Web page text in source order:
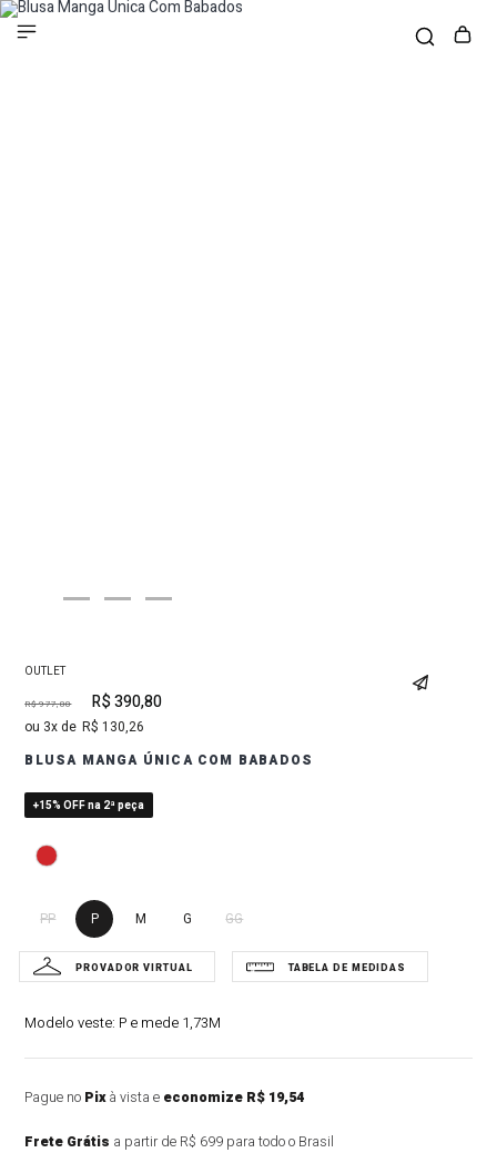
OUTLET
R$ 977,00 R$ 390,80
3 R$ 130,26
BLUSA MANGA ÚNICA COM BABADOS
+15% OFF na 2ª peça
PP P M G GG
Modelo veste: P e mede 1,73M
Pague no Pixà vista e economize R$ 19,54
Frete Grátis a partir de R$ 699 para todo o Brasil